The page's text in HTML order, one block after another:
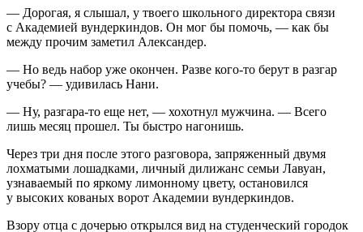
— Дорогая, я слышал, у твоего школьного директора связи
с Академией вундеркиндов. Он мог бы помочь, — как бы
между прочим заметил Александер.
— Но ведь набор уже окончен. Разве кого-то берут в разгар
учебы? — удивилась Нани.
— Ну, разгара-то еще нет, — хохотнул мужчина. — Всего
лишь месяц прошел. Ты быстро нагонишь.
Через три дня после этого разговора, запряженный двумя
лохматыми лошадками, личный дилижанс семьи Лавуан,
узнаваемый по яркому лимонному цвету, остановился
у высоких кованых ворот Академии вундеркиндов.
Взору отца с дочерью открылся вид на студенческий городок